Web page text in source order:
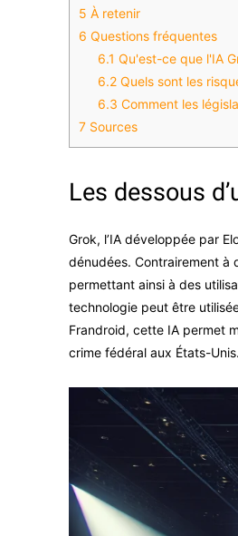
5 À retenir
6 Questions fréquentes
6.1 Qu'est-ce que l'IA
6.2 Quels sont les
6.3 Comment les
7 Sources
Les dessous
Grok, l’IA développée par
dénudées. Contrairement à
permettant ainsi à des
technologie peut être
Frandroid, cette IA permet
crime fédéral aux États-Unis.